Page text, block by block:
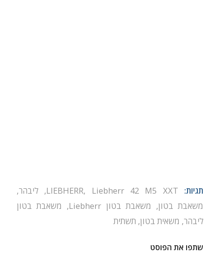
תגיות: LIEBHERR, Liebherr 42 M5 XXT
,ליבהר,
משאבת בטון, משאבת בטון Liebherr , משאבת בטון
ליבהר, משאית בטון, תשתית
שתפו את הפוסט